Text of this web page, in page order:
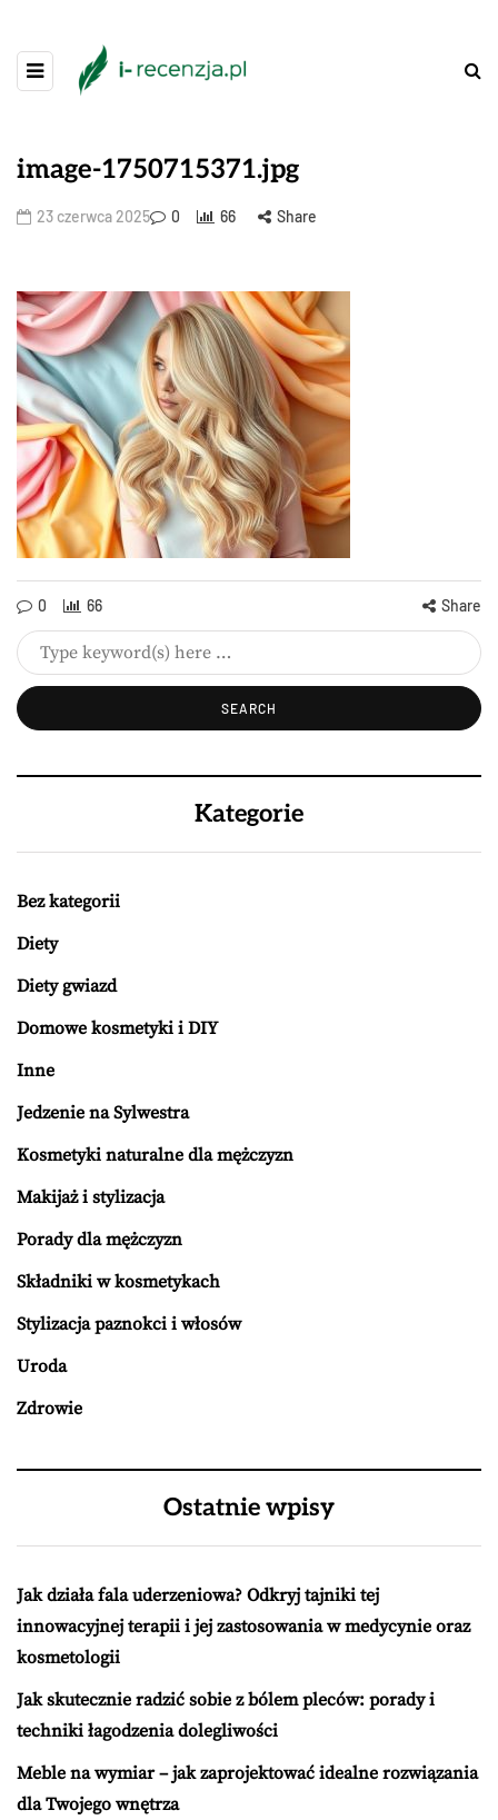
image-1750715371.jpg
23 czerwca 2025 0 66 Share
0 66 Share
Kategorie
Bez kategorii
Diety
Diety gwiazd
Domowe kosmetyki i DIY
Inne
Jedzenie na Sylwestra
Kosmetyki naturalne dla mężczyzn
Makijaż i stylizacja
Porady dla mężczyzn
Składniki w kosmetykach
Stylizacja paznokci i włosów
Uroda
Zdrowie
Ostatnie wpisy
Jak działa fala uderzeniowa? Odkryj tajniki tej
innowacyjnej terapii i jej zastosowania w medycynie oraz
kosmetologii
Jak skutecznie radzić sobie z bólem pleców: porady i
techniki łagodzenia dolegliwości
Meble na wymiar – jak zaprojektować idealne rozwiązania
dla Twojego wnętrza